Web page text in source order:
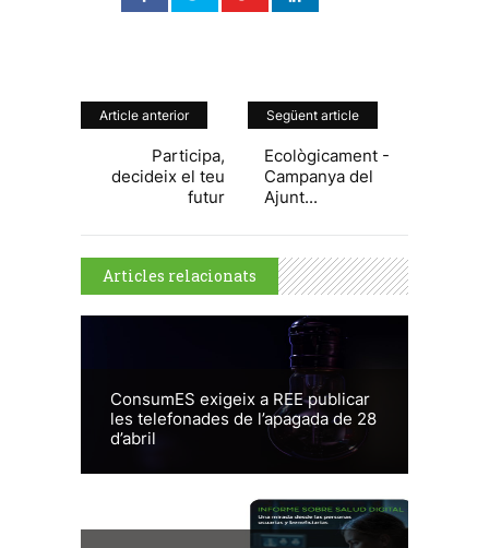
Article anterior
Participa,
decideix el teu
futur
Següent article
Ecològicament -
Campanya del
Ajunt...
Articles relacionats
ConsumES exigeix a REE publicar
les telefonades de l’apagada de 28
d’abril